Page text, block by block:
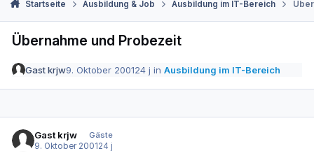
Startseite Ausbildung & Job Ausbildung im IT-Bereich
Übernahme und Probezeit
Gast krjw9. Oktober 200124 j inAusbildung im IT-Bereich
Gast krjw
Gäste
9. Oktober 2001 24 j